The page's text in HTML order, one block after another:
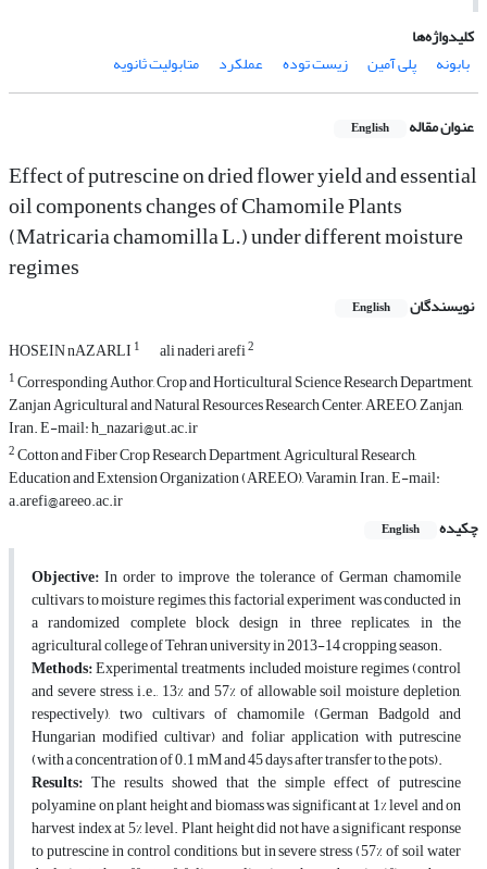
کلیدواژه‌ها
بابونه
پلی آمین زیست توده عملکرد متابولیت ثانویه
عنوان مقاله English
Effect of putrescine on dried flower yield and essential
oil components changes of Chamomile Plants
(Matricaria chamomilla L.) under different moisture
regimes
نویسندگان English
HOSEIN nAZARLI 1 ali naderi arefi2
1Corresponding Author, Crop and Horticultural Science Research Department,
Zanjan Agricultural and Natural Resources Research Center, AREEO, Zanjan,
Iran. E-mail: h_nazari@ut.ac.ir
2Cotton and Fiber Crop Research Department, Agricultural Research,
Education and Extension Organization (AREEO), Varamin, Iran. E-mail:
a.arefi@areeo.ac.ir
چکیده
English
Objective:In order to improve the tolerance of German chamomile
cultivars to moisture regimes, this factorial experiment was conducted in
a randomized complete block design in three replicates, in the
agricultural college of Tehran university in 2013-14 cropping season.
Methods:Experimental treatments included moisture regimes (control
and severe stress, i.e., 13% and 57% of allowable soil moisture depletion,
respectively), two cultivars of chamomile (German Badgold and
Hungarian modified cultivar) and foliar application with putrescine
(with a concentration of 0.1 mM and 45 days after transfer to the pots).
Results: The results showed that the simple effect of putrescine
polyamine on plant height and biomass was significant at 1% level and on
harvest index at 5% level. Plant height did not have a significant response
to putrescine in control conditions, but in severe stress (57% of soil water